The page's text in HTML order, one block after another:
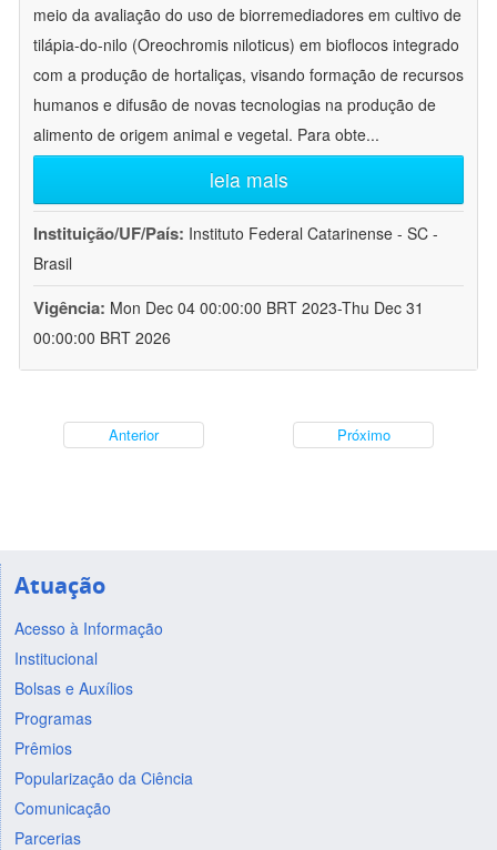
meio da avaliação do uso de biorremediadores em cultivo de
tilápia-do-nilo (Oreochromis niloticus) em bioflocos integrado
com a produção de hortaliças, visando formação de recursos
humanos e difusão de novas tecnologias na produção de
alimento de origem animal e vegetal. Para obte...
leia mais
Instituição/UF/País: Instituto Federal Catarinense - SC -
Brasil
Vigência: Mon Dec 04 00:00:00 BRT 2023-Thu Dec 31
00:00:00 BRT 2026
Anterior Próximo
Atuação
Acesso à Informação
Institucional
Bolsas e Auxílios
Programas
Prêmios
Popularização da Ciência
Comunicação
Parcerias